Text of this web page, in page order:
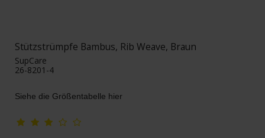
Stützstrümpfe Bambus, Rib Weave, Braun
SupCare
26-8201-4
Siehe die Größentabelle hier